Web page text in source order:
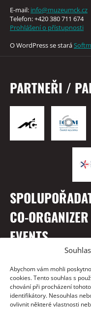
Abychom vám mohli
cookies. Tento souhlas s
chování při procházení
identifikátory. Nesouhlas
ovlivnit některé vlastnosti
E-mail: info@muzeumck.cz
Telefon: +420 380 711 674
Prohlášení o přístupnosti
O WordPress se stará
PARTNEŘI /
CO-
EVENTS